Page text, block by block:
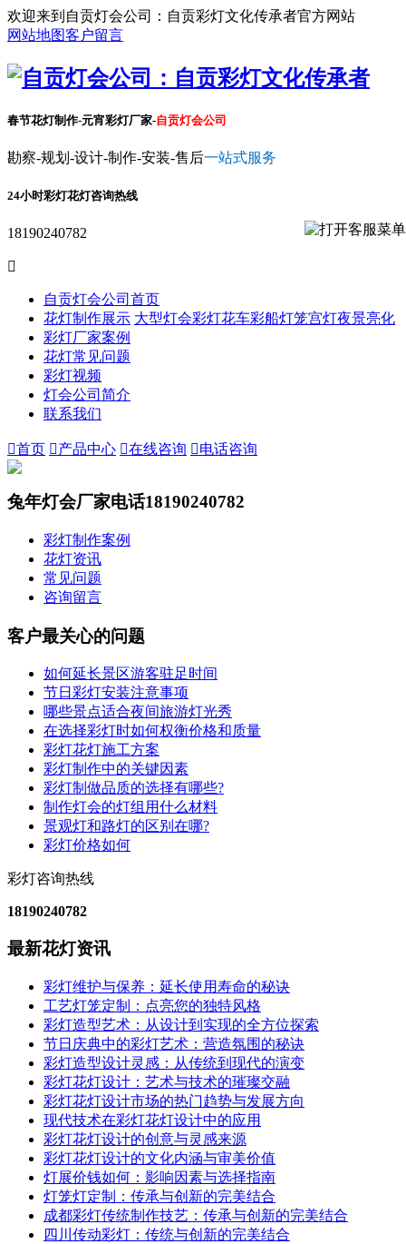
欢迎来到自贡灯会公司：自贡彩灯文化传承者官方网站
网站地图客户留言
春节花灯制作-元宵彩灯厂家-自贡灯会公司
勘察-规划-设计-制作-安装-售后一站式服务
24小时彩灯花灯咨询热线
18190240782

自贡灯会公司首页
花灯制作展示 大型灯会彩灯花车彩船灯笼宫灯夜景亮化
彩灯厂家案例
花灯常见问题
彩灯视频
灯会公司简介
联系我们
首页 产品中心 在线咨询 电话咨询
兔年灯会厂家电话18190240782
彩灯制作案例
花灯资讯
常见问题
咨询留言
客户最关心的问题
如何延长景区游客驻足时间
节日彩灯安装注意事项
哪些景点适合夜间旅游灯光秀
在选择彩灯时如何权衡价格和质量
彩灯花灯施工方案
彩灯制作中的关键因素
彩灯制做品质的选择有哪些?
制作灯会的灯组用什么材料
景观灯和路灯的区别在哪?
彩灯价格如何
彩灯咨询热线
18190240782
最新花灯资讯
彩灯维护与保养：延长使用寿命的秘诀
工艺灯笼定制：点亮您的独特风格
彩灯造型艺术：从设计到实现的全方位探索
节日庆典中的彩灯艺术：营造氛围的秘诀
彩灯造型设计灵感：从传统到现代的演变
彩灯花灯设计：艺术与技术的璀璨交融
彩灯花灯设计市场的热门趋势与发展方向
现代技术在彩灯花灯设计中的应用
彩灯花灯设计的创意与灵感来源
彩灯花灯设计的文化内涵与审美价值
灯展价钱如何：影响因素与选择指南
灯笼灯定制：传承与创新的完美结合
成都彩灯传统制作技艺：传承与创新的完美结合
四川传动彩灯：传统与创新的完美结合